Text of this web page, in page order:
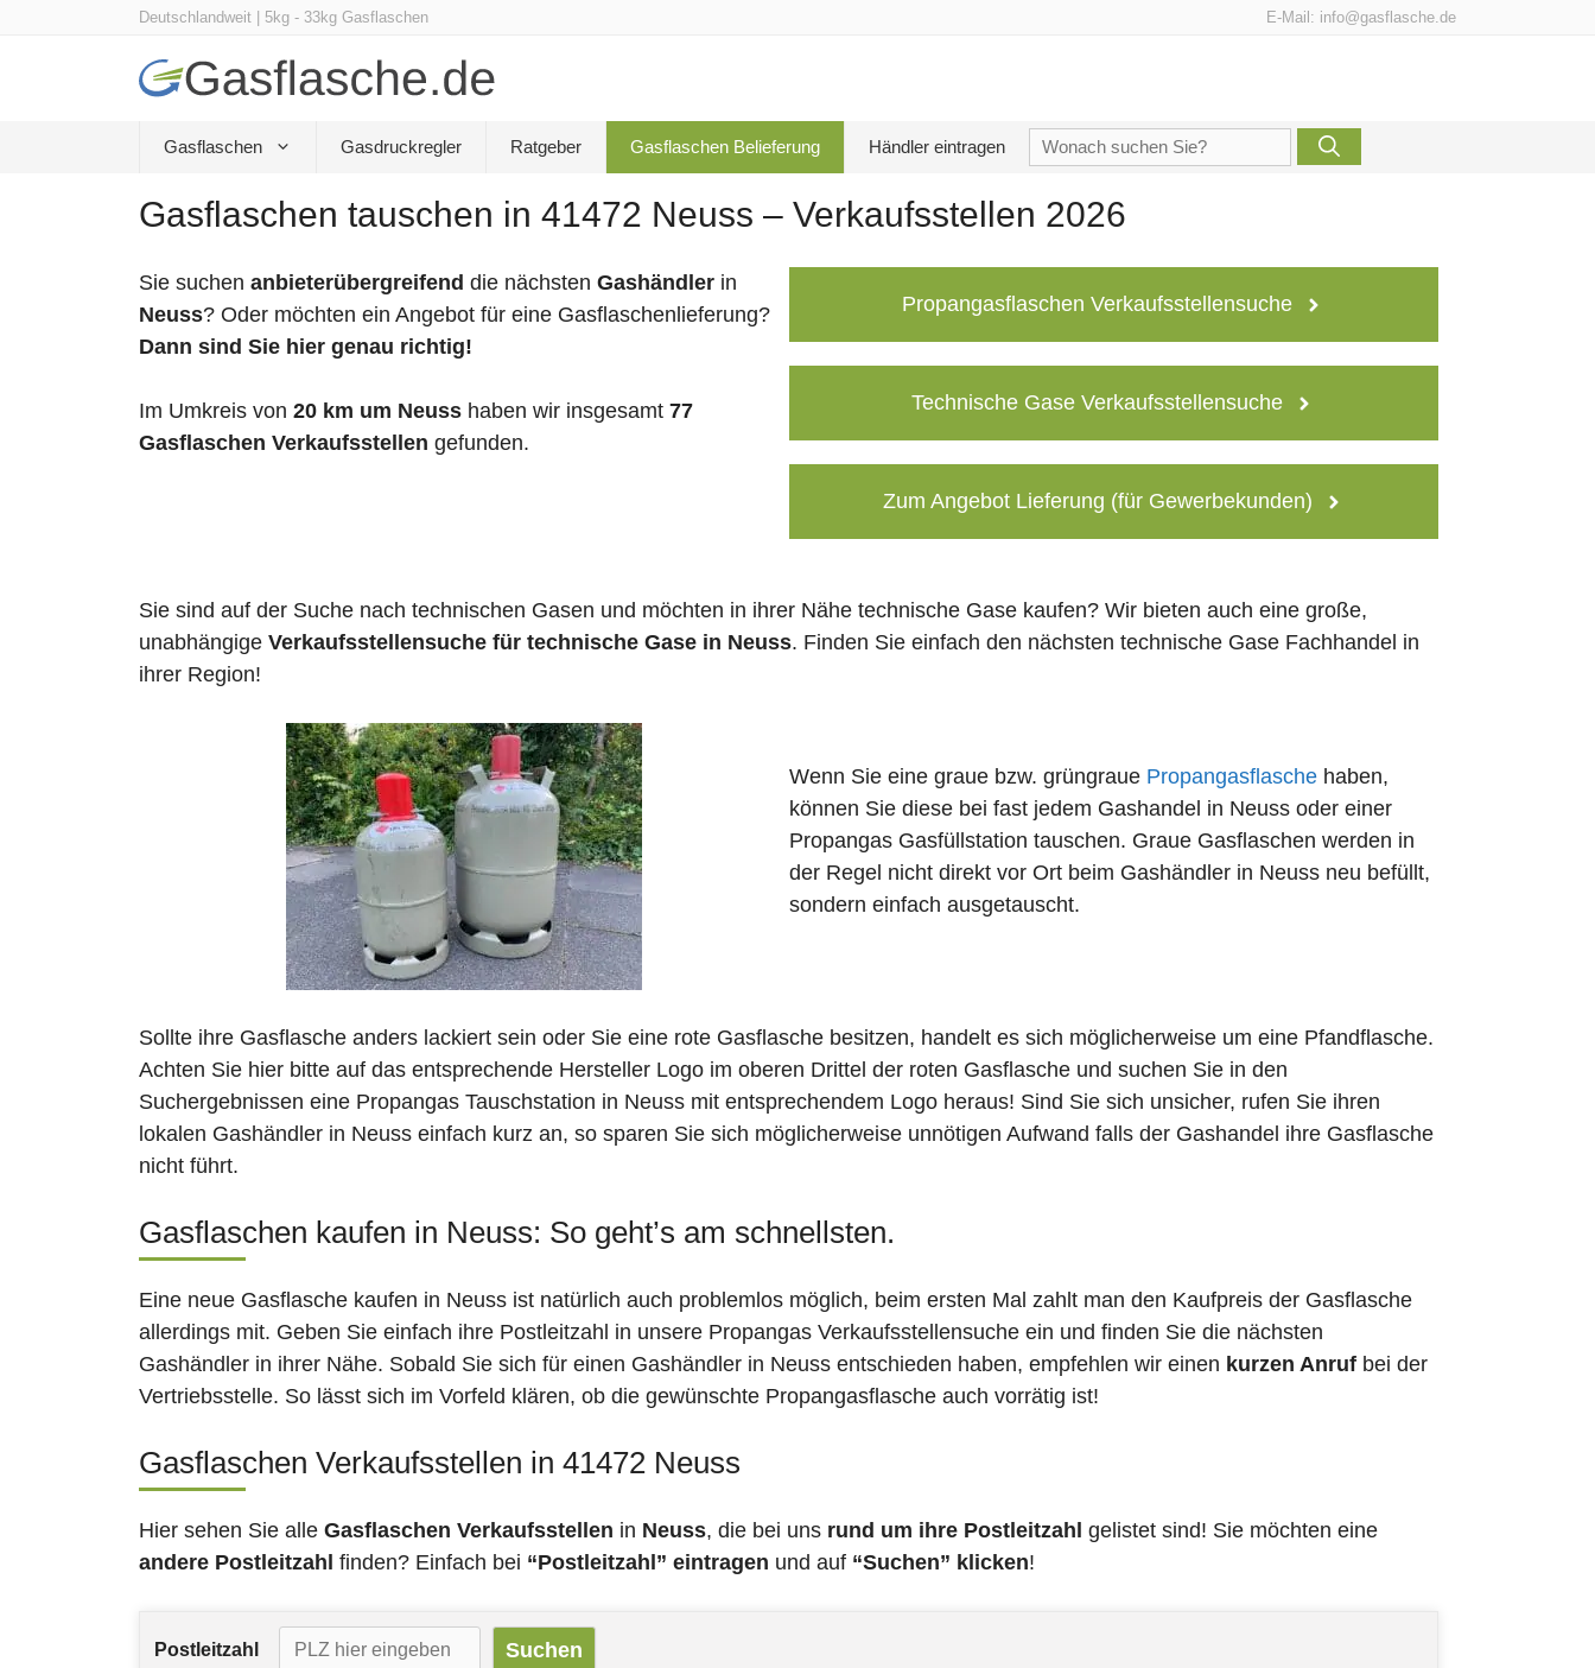
E-Mail: info@gasflasche.de
Deutschlandweit | 5kg - 33kg Gasflaschen
Gasflaschen Gasdruckregler Ratgeber Gasflaschen Belieferung Händler eintragen
Suche
Gasflaschen tauschen in 41472 Neuss – Verkaufsstellen 2026
Sie suchen anbieterübergreifend die nächsten Gashändler in
Neuss? Oder möchten ein Angebot für eine Gasflaschenlieferung?
Dann sind Sie hier genau richtig!
Im Umkreis von 20 km um Neuss haben wir insgesamt 77
Gasflaschen Verkaufsstellen gefunden.
Propangasflaschen Verkaufsstellensuche
Technische Gase Verkaufsstellensuche
Zum Angebot Lieferung (für Gewerbekunden)
Sie sind auf der Suche nach technischen Gasen und möchten in ihrer Nähe technische Gase kaufen? Wir bieten auch eine große,
unabhängige Verkaufsstellensuche für technische Gase in Neuss. Finden Sie einfach den nächsten technische Gase Fachhandel in
ihrer Region!
Wenn Sie eine graue bzw. grüngraue Propangasflaschehaben,
können Sie diese bei fast jedem Gashandel in Neuss oder einer
Propangas Gasfüllstation tauschen. Graue Gasflaschen werden in
der Regel nicht direkt vor Ort beim Gashändler in Neuss neu befüllt,
sondern einfach ausgetauscht.
Sollte ihre Gasflasche anders lackiert sein oder Sie eine rote Gasflasche besitzen, handelt es sich möglicherweise um eine Pfandflasche.
Achten Sie hier bitte auf das entsprechende Hersteller Logo im oberen Drittel der roten Gasflasche und suchen Sie in den
Suchergebnissen eine Propangas Tauschstation in Neuss mit entsprechendem Logo heraus! Sind Sie sich unsicher, rufen Sie ihren
lokalen Gashändler in Neuss einfach kurz an, so sparen Sie sich möglicherweise unnötigen Aufwand falls der Gashandel ihre Gasflasche
nicht führt.
Gasflaschen kaufen in Neuss: So geht’s am schnellsten.
Eine neue Gasflasche kaufen in Neuss ist natürlich auch problemlos möglich, beim ersten Mal zahlt man den Kaufpreis der Gasflasche
allerdings mit. Geben Sie einfach ihre Postleitzahl in unsere Propangas Verkaufsstellensuche ein und finden Sie die nächsten
Gashändler in ihrer Nähe. Sobald Sie sich für einen Gashändler in Neuss entschieden haben, empfehlen wir einen kurzen Anruf bei der
Vertriebsstelle. So lässt sich im Vorfeld klären, ob die gewünschte Propangasflasche auch vorrätig ist!
Gasflaschen Verkaufsstellen in 41472 Neuss
Hier sehen Sie alle Gasflaschen Verkaufsstellen in Neuss, die bei uns rund um ihre Postleitzahl gelistet sind! Sie möchten eine
andere Postleitzahl finden? Einfach bei “Postleitzahl” eintragen und auf “Suchen” klicken!
Postleitzahl